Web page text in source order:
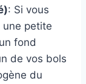
: Si vous
une petite
fond
de vos bols
du